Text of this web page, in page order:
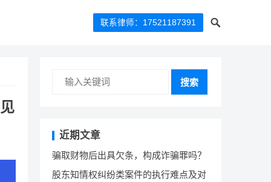
联系律师：17521187391
搜索
近期文章
骗取财物后出具欠条，构成诈骗罪吗？
股东知情权纠纷类案件的执行难点及对